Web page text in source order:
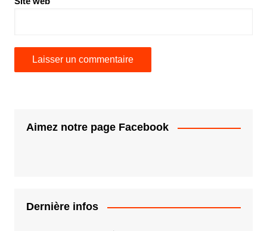
Aimez notre page Facebook
Dernière infos